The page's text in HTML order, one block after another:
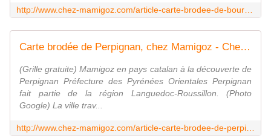
Carte brodée de Perpignan, chez Mamigoz - Chez Mamigoz
(Grille gratuite) Mamigoz en pays catalan à la découverte de
Perpignan Préfecture des Pyrénées Orientales Perpignan
fait partie de la région Languedoc-Roussillon. (Photo
Google) La ville trav...